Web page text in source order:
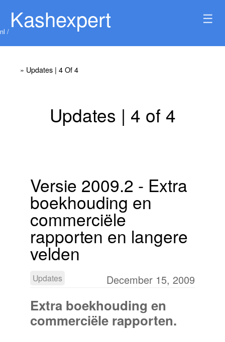
Kashexpert ☰
nl /
» Updates | 4 Of 4
Updates | 4 of 4
Versie 2009.2 - Extra
boekhouding en
commerciële
rapporten en langere
velden
Updates December 15, 2009
Extra boekhouding en
commerciële rapporten.